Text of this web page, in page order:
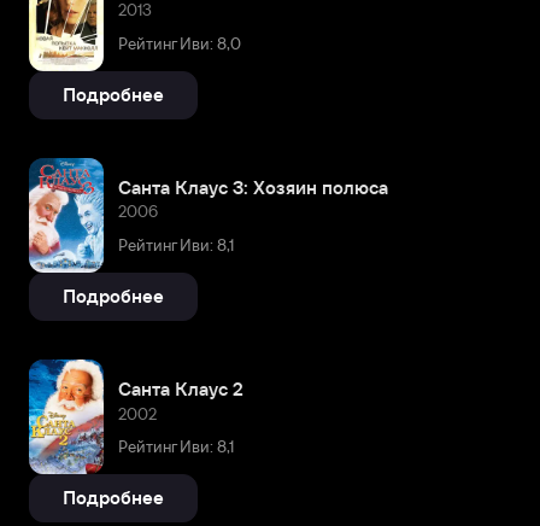
2013
Рейтинг Иви: 8,0
Подробнее
Санта Клаус 3: Хозяин полюса
2006
Рейтинг Иви: 8,1
Подробнее
Санта Клаус 2
2002
Рейтинг Иви: 8,1
Подробнее